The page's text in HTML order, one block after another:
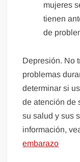
mujeres
tienen
de
Depresión. No
problemas
determinar si
de atención de
su salud y sus
información,
embarazo